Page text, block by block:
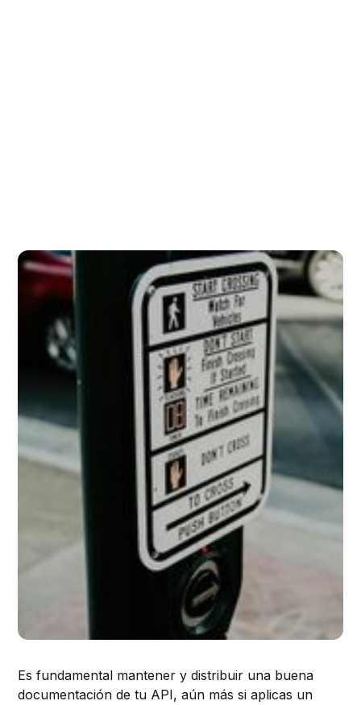
Es fundamental mantener y distribuir una buena
documentación de tu API, aún más si aplicas un